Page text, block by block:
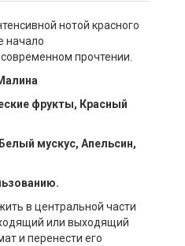
нотой красного
начало
прочтении.
фрукты, Красный
мускус, Апельсин,
в центральной части
или выходящий
и перенести его